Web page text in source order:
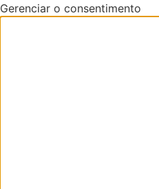
Gerenciar o consentimento